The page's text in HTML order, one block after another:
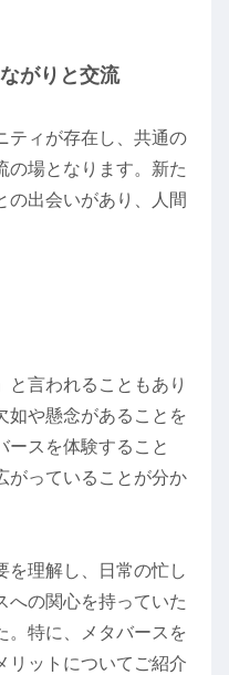
がりと交流
ティが存在し、共通の
の場となります。新た
の出会いがあり、人間
と言われることもあり
如や懸念があることを
ースを体験すること
がっていることが分か
を理解し、日常の忙し
への関心を持っていた
。特に、メタバースを
リットについてご紹介